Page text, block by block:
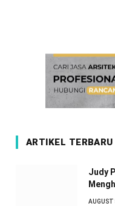
ARTIKEL TERBARU
Judy